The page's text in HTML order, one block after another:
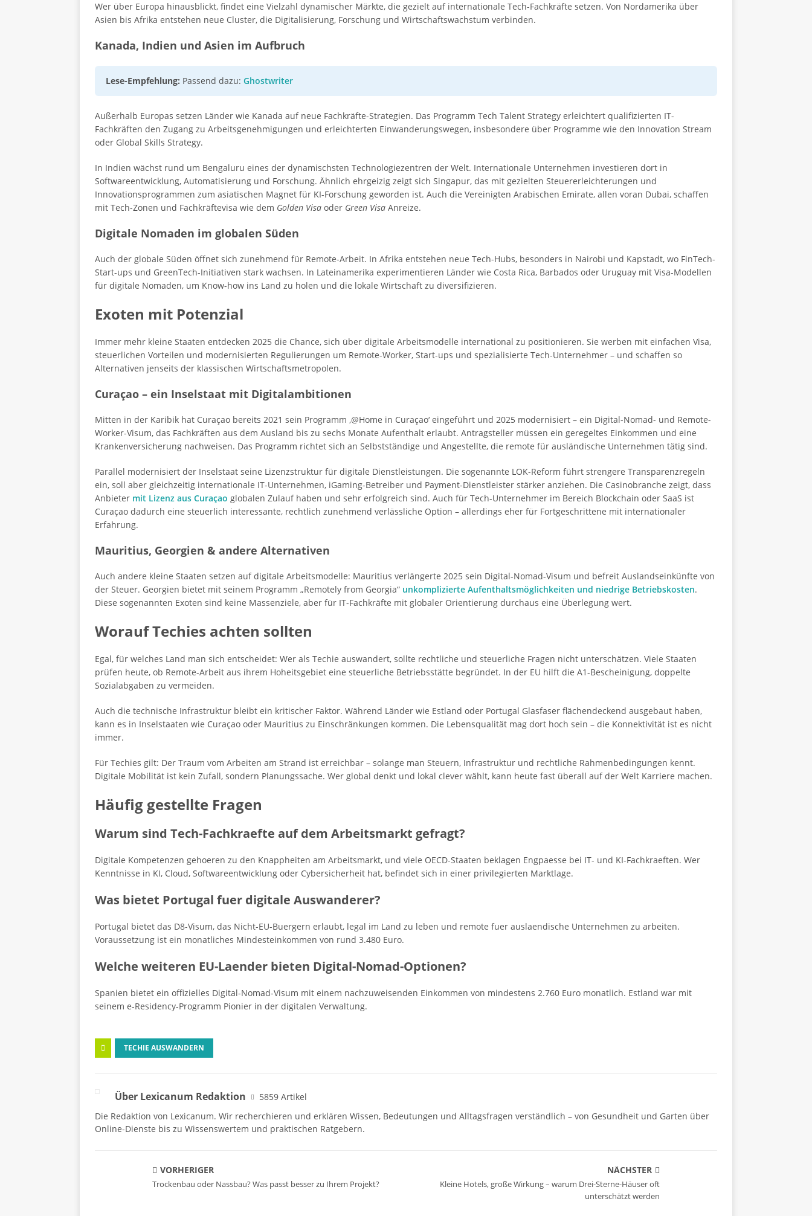
Wer über Europa hinausblickt, findet eine Vielzahl dynamischer Märkte, die gezielt auf internationale Tech-Fachkräfte setzen. Von Nordamerika über
Asien bis Afrika entstehen neue Cluster, die Digitalisierung, Forschung und Wirtschaftswachstum verbinden.
Kanada, Indien und Asien im Aufbruch
Lese-Empfehlung: Passend dazu: Ghostwriter
Außerhalb Europas setzen Länder wie Kanada auf neue Fachkräfte-Strategien. Das Programm Tech Talent Strategy erleichtert qualifizierten IT-
Fachkräften den Zugang zu Arbeitsgenehmigungen und erleichterten Einwanderungswegen, insbesondere über Programme wie den Innovation Stream
oder Global Skills Strategy.
In Indien wächst rund um Bengaluru eines der dynamischsten Technologiezentren der Welt. Internationale Unternehmen investieren dort in
Softwareentwicklung, Automatisierung und Forschung. Ähnlich ehrgeizig zeigt sich Singapur, das mit gezielten Steuererleichterungen und
Innovationsprogrammen zum asiatischen Magnet für KI-Forschung geworden ist. Auch die Vereinigten Arabischen Emirate, allen voran Dubai, schaffen
mit Tech-Zonen und Fachkräftevisa wie dem Golden Visa oder Green Visa Anreize.
Digitale Nomaden im globalen Süden
Auch der globale Süden öffnet sich zunehmend für Remote-Arbeit. In Afrika entstehen neue Tech-Hubs, besonders in Nairobi und Kapstadt, wo FinTech-
Start-ups und GreenTech-Initiativen stark wachsen. In Lateinamerika experimentieren Länder wie Costa Rica, Barbados oder Uruguay mit Visa-Modellen
für digitale Nomaden, um Know-how ins Land zu holen und die lokale Wirtschaft zu diversifizieren.
Exoten mit Potenzial
Immer mehr kleine Staaten entdecken 2025 die Chance, sich über digitale Arbeitsmodelle international zu positionieren. Sie werben mit einfachen Visa,
steuerlichen Vorteilen und modernisierten Regulierungen um Remote-Worker, Start-ups und spezialisierte Tech-Unternehmer – und schaffen so
Alternativen jenseits der klassischen Wirtschaftsmetropolen.
Curaçao – ein Inselstaat mit Digitalambitionen
Mitten in der Karibik hat Curaçao bereits 2021 sein Programm ‚@Home in Curaçao‘ eingeführt und 2025 modernisiert – ein Digital-Nomad- und Remote-
Worker-Visum, das Fachkräften aus dem Ausland bis zu sechs Monate Aufenthalt erlaubt. Antragsteller müssen ein geregeltes Einkommen und eine
Krankenversicherung nachweisen. Das Programm richtet sich an Selbstständige und Angestellte, die remote für ausländische Unternehmen tätig sind.
Parallel modernisiert der Inselstaat seine Lizenzstruktur für digitale Dienstleistungen. Die sogenannte LOK-Reform führt strengere Transparenzregeln
ein, soll aber gleichzeitig internationale IT-Unternehmen, iGaming-Betreiber und Payment-Dienstleister stärker anziehen. Die Casinobranche zeigt, dass
Anbieter mit Lizenz aus Curaçao globalen Zulauf haben und sehr erfolgreich sind. Auch für Tech-Unternehmer im Bereich Blockchain oder SaaS ist
Curaçao dadurch eine steuerlich interessante, rechtlich zunehmend verlässliche Option – allerdings eher für Fortgeschrittene mit internationaler
Erfahrung.
Mauritius, Georgien & andere Alternativen
Auch andere kleine Staaten setzen auf digitale Arbeitsmodelle: Mauritius verlängerte 2025 sein Digital-Nomad-Visum und befreit Auslandseinkünfte von
der Steuer. Georgien bietet mit seinem Programm „Remotely from Georgia“ unkomplizierte Aufenthaltsmöglichkeiten und niedrige Betriebskosten.
Diese sogenannten Exoten sind keine Massenziele, aber für IT-Fachkräfte mit globaler Orientierung durchaus eine Überlegung wert.
Worauf Techies achten sollten
Egal, für welches Land man sich entscheidet: Wer als Techie auswandert, sollte rechtliche und steuerliche Fragen nicht unterschätzen. Viele Staaten
prüfen heute, ob Remote-Arbeit aus ihrem Hoheitsgebiet eine steuerliche Betriebsstätte begründet. In der EU hilft die A1-Bescheinigung, doppelte
Sozialabgaben zu vermeiden.
Auch die technische Infrastruktur bleibt ein kritischer Faktor. Während Länder wie Estland oder Portugal Glasfaser flächendeckend ausgebaut haben,
kann es in Inselstaaten wie Curaçao oder Mauritius zu Einschränkungen kommen. Die Lebensqualität mag dort hoch sein – die Konnektivität ist es nicht
immer.
Für Techies gilt: Der Traum vom Arbeiten am Strand ist erreichbar – solange man Steuern, Infrastruktur und rechtliche Rahmenbedingungen kennt.
Digitale Mobilität ist kein Zufall, sondern Planungssache. Wer global denkt und lokal clever wählt, kann heute fast überall auf der Welt Karriere machen.
Häufig gestellte Fragen
Warum sind Tech-Fachkraefte auf dem Arbeitsmarkt gefragt?
Digitale Kompetenzen gehoeren zu den Knappheiten am Arbeitsmarkt, und viele OECD-Staaten beklagen Engpaesse bei IT- und KI-Fachkraeften. Wer
Kenntnisse in KI, Cloud, Softwareentwicklung oder Cybersicherheit hat, befindet sich in einer privilegierten Marktlage.
Was bietet Portugal fuer digitale Auswanderer?
Portugal bietet das D8-Visum, das Nicht-EU-Buergern erlaubt, legal im Land zu leben und remote fuer auslaendische Unternehmen zu arbeiten.
Voraussetzung ist ein monatliches Mindesteinkommen von rund 3.480 Euro.
Welche weiteren EU-Laender bieten Digital-Nomad-Optionen?
Spanien bietet ein offizielles Digital-Nomad-Visum mit einem nachzuweisenden Einkommen von mindestens 2.760 Euro monatlich. Estland war mit
seinem e-Residency-Programm Pionier in der digitalen Verwaltung.
TECHIE AUSWANDERN
Über Lexicanum Redaktion
5859 Artikel
Die Redaktion von Lexicanum. Wir recherchieren und erklären Wissen, Bedeutungen und Alltagsfragen verständlich – von Gesundheit und Garten über
Online-Dienste bis zu Wissenswertem und praktischen Ratgebern.
VORHERIGER
Trockenbau oder Nassbau? Was passt besser zu Ihrem Projekt?
NÄCHSTER
Kleine Hotels, große Wirkung – warum Drei-Sterne-Häuser oft
unterschätzt werden